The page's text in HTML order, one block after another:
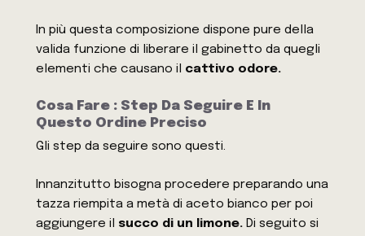
In più questa composizione dispone pure della
valida funzione di liberare il gabinetto da quegli
elementi che causano il cattivo odore.
Cosa Fare : Step Da Seguire E In
Questo Ordine Preciso
Gli step da seguire sono questi.
Innanzitutto bisogna procedere preparando una
tazza riempita a metà di aceto bianco per poi
aggiungere il succo di un limone. Di seguito si